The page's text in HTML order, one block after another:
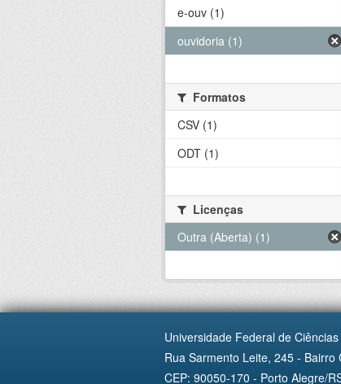
e-ouv (1)
ouvidoria (1)
Formatos
CSV (1)
ODT (1)
Licenças
Outra (Aberta) (1)
Universidade Federal de
Rua Sarmento Leite, 245 - Bairro
CEP: 90050-170 - Porto Alegre/